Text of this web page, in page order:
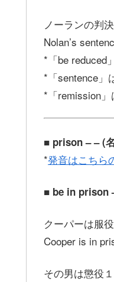
ノーランの判
Nolan’s
*「be reduced
*「sentence」
*「remission」
■ prison – – (
*発音はこちら
■ be in prison
クーパーは服役
Cooper is in
その男は懲役